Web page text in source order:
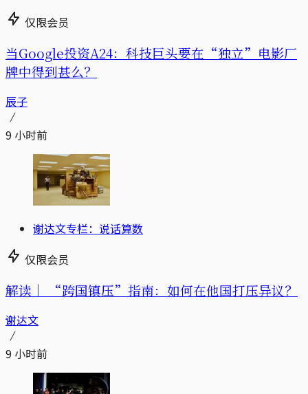
仅限会员
当Google投资A24：科技巨头要在“独立”电影厂
牌中得到甚么？
辰子
9 小时前
谢达文专栏：说话算数
仅限会员
解读｜ “跨国镇压”指南：如何在他国打压异议？
谢达文
9 小时前